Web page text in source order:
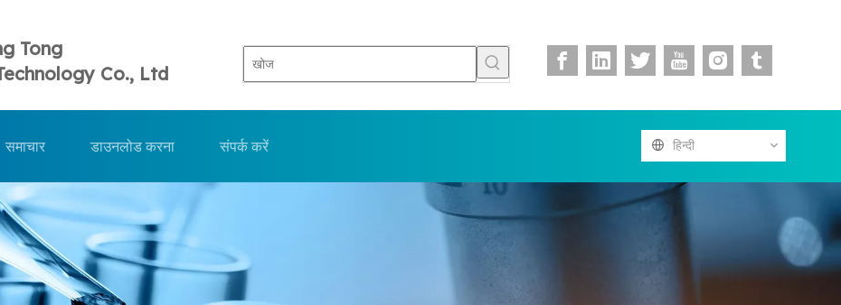
Tong
Co., Ltd
समाचार डाउनलोड करना संपर्क करें हिन्दी